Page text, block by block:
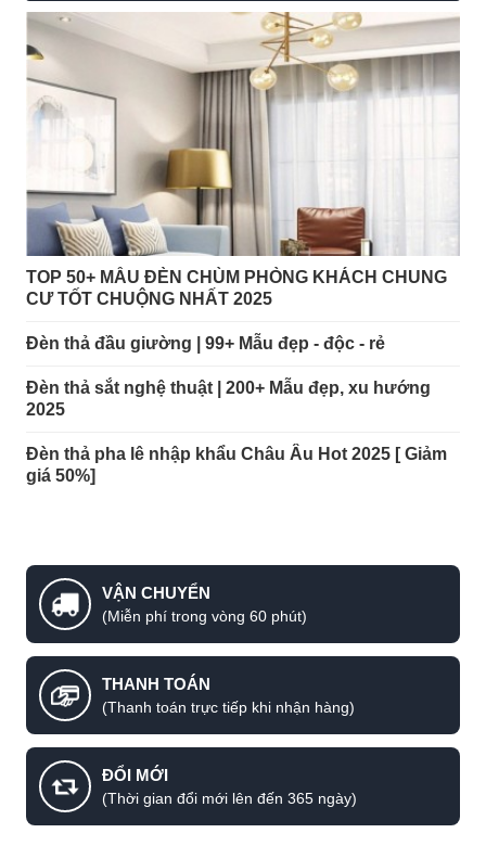
TOP 50+ MẪU ĐÈN CHÙM PHÒNG KHÁCH CHUNG
CƯ TỐT CHUỘNG NHẤT 2025
Đèn thả đầu giường | 99+ Mẫu đẹp - độc - rẻ
Đèn thả sắt nghệ thuật | 200+ Mẫu đẹp, xu hướng
2025
Đèn thả pha lê nhập khẩu Châu Âu Hot 2025 [ Giảm
giá 50%]
VẬN CHUYỂN
(Miễn phí trong vòng 60 phút)
THANH TOÁN
(Thanh toán trực tiếp khi nhận hàng)
ĐỔI MỚI
(Thời gian đổi mới lên đến 365 ngày)